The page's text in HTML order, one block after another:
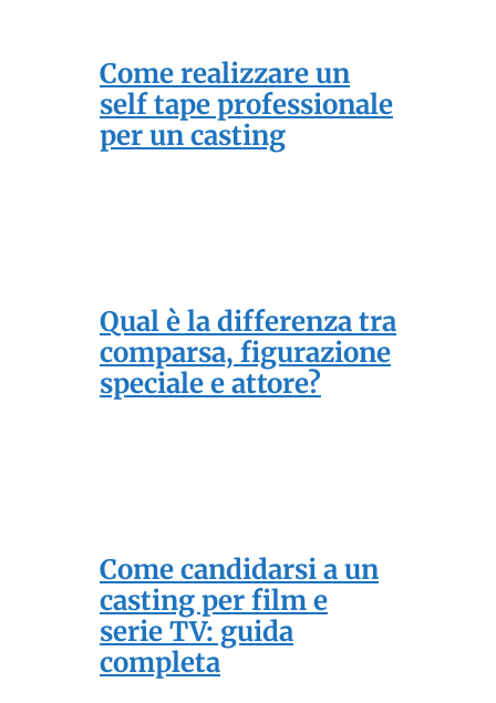
Come realizzare un
self tape professionale
per un casting
Qual è la differenza tra
comparsa, figurazione
speciale e attore?
Come candidarsi a un
casting per film e
serie TV: guida
completa